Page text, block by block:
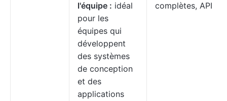
l'équipe : idéal
pour les
équipes qui
développent
des systèmes
de conception
et des
applications
complètes, API